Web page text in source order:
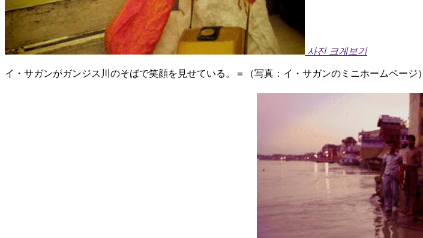
사진 크게보기
イ・サガンがガンジス川のそばで笑顔を見せている。＝（写真：イ・サガンのミニホームページ）